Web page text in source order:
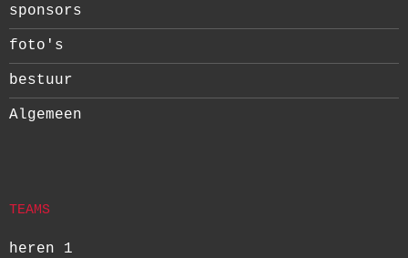
sponsors
foto's
bestuur
Algemeen
TEAMS
heren 1